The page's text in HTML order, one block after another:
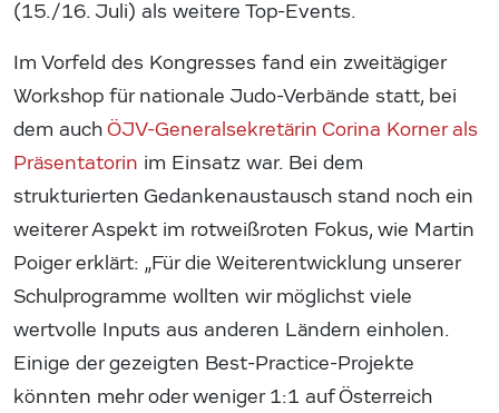
(15./16. Juli) als weitere Top-Events.
Im Vorfeld des Kongresses fand ein zweitägiger
Workshop für nationale Judo-Verbände statt, bei
dem auchÖJV-Generalsekretärin Corina Korner als
Präsentatorin im Einsatz war. Bei dem
strukturierten Gedankenaustausch stand noch ein
weiterer Aspekt im rotweißroten Fokus, wie Martin
Poiger erklärt: „Für die Weiterentwicklung unserer
Schulprogramme wollten wir möglichst viele
wertvolle Inputs aus anderen Ländern einholen.
Einige der gezeigten Best-Practice-Projekte
könnten mehr oder weniger 1:1 auf Österreich